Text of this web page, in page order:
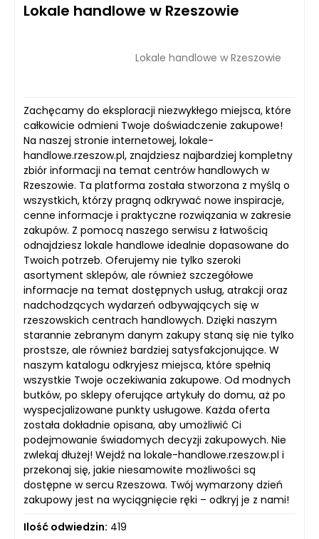
Lokale handlowe w Rzeszowie
Lokale handlowe w Rzeszowie
Zachęcamy do eksploracji niezwykłego miejsca, które
całkowicie odmieni Twoje doświadczenie zakupowe!
Na naszej stronie internetowej, lokale-
handlowe.rzeszow.pl, znajdziesz najbardziej kompletny
zbiór informacji na temat centrów handlowych w
Rzeszowie. Ta platforma została stworzona z myślą o
wszystkich, którzy pragną odkrywać nowe inspiracje,
cenne informacje i praktyczne rozwiązania w zakresie
zakupów. Z pomocą naszego serwisu z łatwością
odnajdziesz lokale handlowe idealnie dopasowane do
Twoich potrzeb. Oferujemy nie tylko szeroki
asortyment sklepów, ale również szczegółowe
informacje na temat dostępnych usług, atrakcji oraz
nadchodzących wydarzeń odbywających się w
rzeszowskich centrach handlowych. Dzięki naszym
starannie zebranym danym zakupy staną się nie tylko
prostsze, ale również bardziej satysfakcjonujące. W
naszym katalogu odkryjesz miejsca, które spełnią
wszystkie Twoje oczekiwania zakupowe. Od modnych
butków, po sklepy oferujące artykuły do domu, aż po
wyspecjalizowane punkty usługowe. Każda oferta
została dokładnie opisana, aby umożliwić Ci
podejmowanie świadomych decyzji zakupowych. Nie
zwlekaj dłużej! Wejdź na lokale-handlowe.rzeszow.pl i
przekonaj się, jakie niesamowite możliwości są
dostępne w sercu Rzeszowa. Twój wymarzony dzień
zakupowy jest na wyciągnięcie ręki – odkryj je z nami!
Ilość odwiedzin: 419